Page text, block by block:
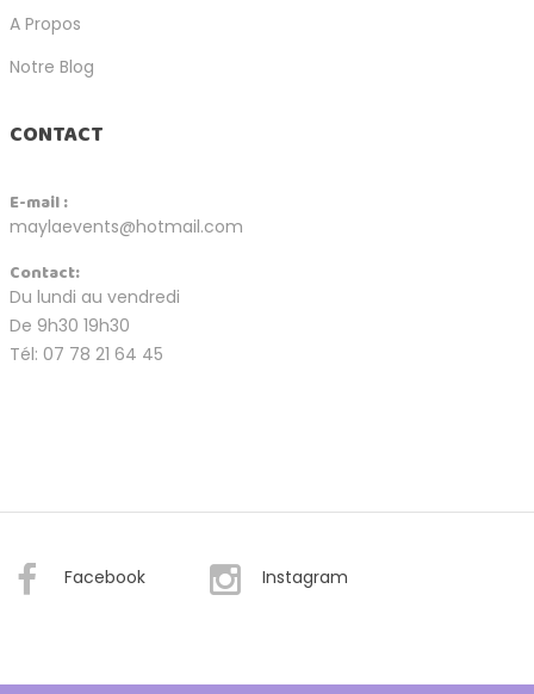
A Propos
Notre Blog
CONTACT
E-mail :
maylaevents@hotmail.com
Contact:
Du lundi au vendredi
De 9h30 19h30
Tél: 07 78 21 64 45
Facebook Instagram